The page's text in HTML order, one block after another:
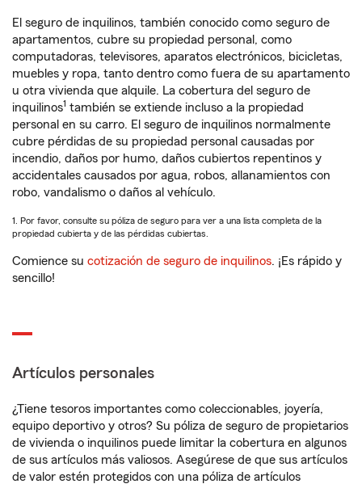
El seguro de inquilinos, también conocido como seguro de
apartamentos, cubre su propiedad personal, como
computadoras, televisores, aparatos electrónicos, bicicletas,
muebles y ropa, tanto dentro como fuera de su apartamento
u otra vivienda que alquile. La cobertura del seguro de
inquilinos1 también se extiende incluso a la propiedad
personal en su carro. El seguro de inquilinos normalmente
cubre pérdidas de su propiedad personal causadas por
incendio, daños por humo, daños cubiertos repentinos y
accidentales causados por agua, robos, allanamientos con
robo, vandalismo o daños al vehículo.
1. Por favor, consulte su póliza de seguro para ver a una lista completa de la
propiedad cubierta y de las pérdidas cubiertas.
Comience su cotización de seguro de inquilinos. ¡Es rápido y
sencillo!
Artículos personales
¿Tiene tesoros importantes como coleccionables, joyería,
equipo deportivo y otros? Su póliza de seguro de propietarios
de vivienda o inquilinos puede limitar la cobertura en algunos
de sus artículos más valiosos. Asegúrese de que sus artículos
de valor estén protegidos con una póliza de artículos